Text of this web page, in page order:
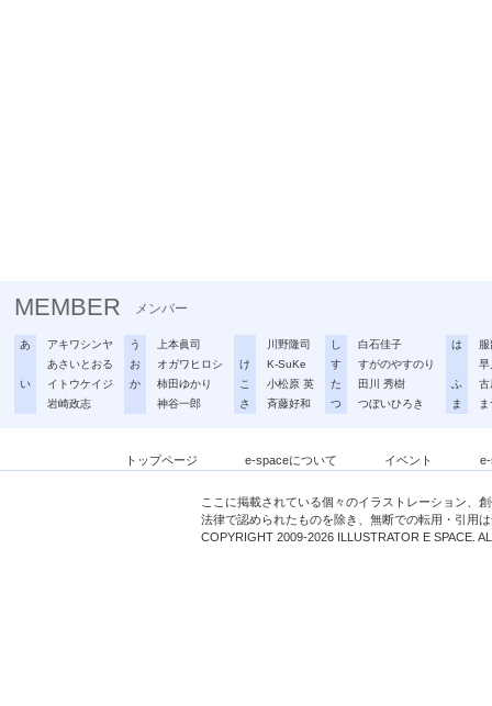
MEMBER メンバー
あ
アキワシンヤ
あさいとおる
い
イトウケイジ
岩崎政志
う
上本眞司
お
オガワヒロシ
か
柿田ゆかり
神谷一郎
川野隆司
け
K-SuKe
こ
小松原 英
さ
斉藤好和
し
白石佳子
す
すがのやすのり
た
田川 秀樹
つ
つぼいひろき
は
早
ふ
古
ま
トップページ e-spaceについて イベント
ここに掲載されている個々のイラストレーション、
法律で認められたものを除き、無断での転用・引用
COPYRIGHT 2009-2026 ILLUSTRATOR E SPACE.